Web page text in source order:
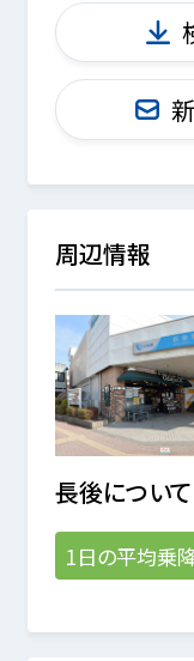
周辺情報
長後について
1日の平均乗